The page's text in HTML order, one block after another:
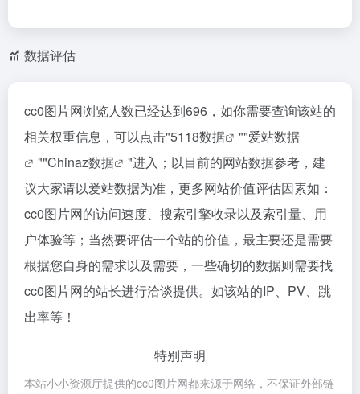
数据评估
cc0图片网浏览人数已经达到696，如你需要查询该站的
相关权重信息，可以点击"5118数据 ""爱站数据
""Chinaz数据
"进入；以目前的网站数据参考，建
议大家请以爱站数据为准，更多网站价值评估因素如：
cc0图片网的访问速度、搜索引擎收录以及索引量、用
户体验等；当然要评估一个站的价值，最主要还是需要
根据您自身的需求以及需要，一些确切的数据则需要找
cc0图片网的站长进行洽谈提供。如该站的IP、PV、跳
出率等！
特别声明
本站小小资源厅提供的cc0图片网都来源于网络，不保证外部链